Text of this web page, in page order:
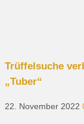
Trüffelsuche
„Tuber“
22. November 2022